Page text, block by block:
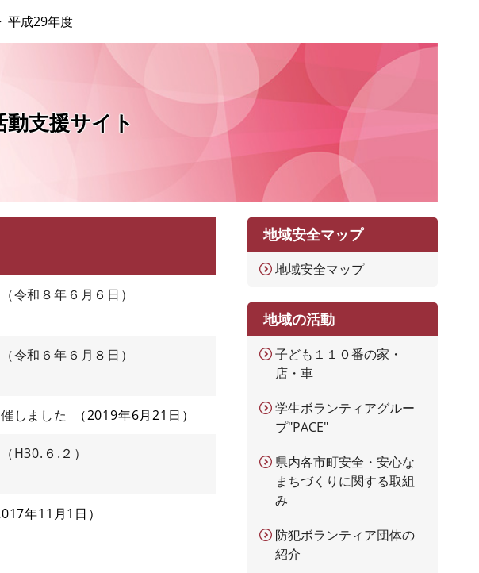
平成29年度
支援サイト
令和８年６月６日）
令和６年６月８日）
しました 2019年6月21日
H30.６.２）
年11月1日
地域安全マップ
地域安全マップ
地域の活動
子ども１１０番の家・
店・車
学生ボランティアグルー
プ"PACE"
県内各市町安全・安心な
まちづくりに関する取組
み
防犯ボランティア団体の
紹介